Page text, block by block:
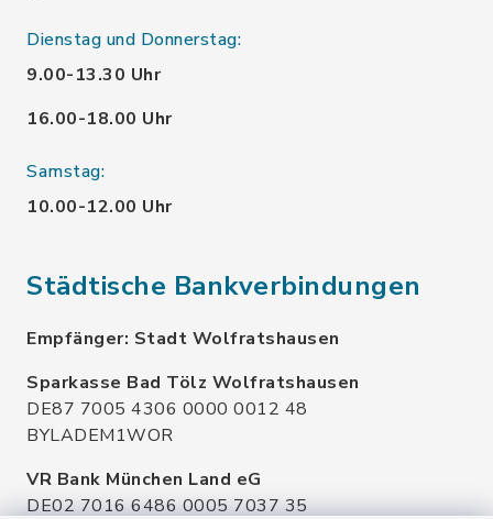
Dienstag und Donnerstag:
9.00-13.30 Uhr
16.00-18.00 Uhr
Samstag:
10.00-12.00 Uhr
Städtische Bankverbindungen
Empfänger: Stadt Wolfratshausen
Sparkasse Bad Tölz Wolfratshausen
DE87 7005 4306 0000 0012 48
BYLADEM1WOR
VR Bank München Land eG
DE02 7016 6486 0005 7037 35